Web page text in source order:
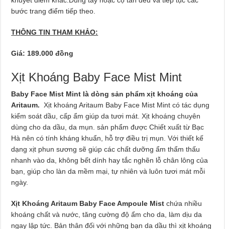
bước trang điểm tiếp theo.
THÔNG TIN THAM KHẢO:
Giá: 189.000 đồng
Xịt Khoáng Baby Face Mist Mint
Baby Face Mist Mint là dòng sản phẩm xịt khoáng của
Aritaum. Xịt khoáng Aritaum Baby Face Mist Mint có tác dụng
kiểm soát dầu, cấp ẩm giúp da tươi mát. Xịt khoáng chuyên
dùng cho da dầu, da mụn. sản phẩm được Chiết xuất từ Bạc
Hà nên có tính kháng khuẩn, hỗ trợ điều trị mụn. Với thiết kế
dạng xịt phun sương sẽ giúp các chất dưỡng ẩm thẩm thấu
nhanh vào da, không bết dính hay tắc nghẽn lỗ chân lông của
bạn, giúp cho làn da mềm mại, tự nhiên và luôn tươi mát mỗi
ngày.
Xịt Khoáng Aritaum Baby Face Ampoule Mistchứa nhiều
khoáng chất và nước, tăng cường độ ẩm cho da, làm dịu da
ngay lập tức. Bản thân đối với những bạn da dầu thì xịt khoáng